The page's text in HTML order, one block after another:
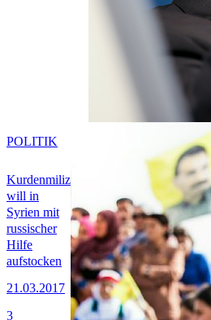
Kurdenmiliz
will in
Syrien mit
russischer
Hilfe
aufstocken
21.03.2017
POLITIK
3